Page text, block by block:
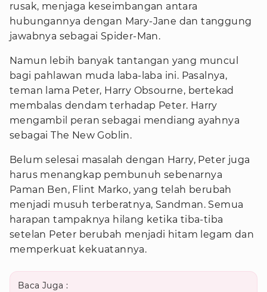
rusak, menjaga keseimbangan antara
hubungannya dengan Mary-Jane dan tanggung
jawabnya sebagai Spider-Man.
Namun lebih banyak tantangan yang muncul
bagi pahlawan muda laba-laba ini. Pasalnya,
teman lama Peter, Harry Obsourne, bertekad
membalas dendam terhadap Peter. Harry
mengambil peran sebagai mendiang ayahnya
sebagai The New Goblin.
Belum selesai masalah dengan Harry, Peter juga
harus menangkap pembunuh sebenarnya
Paman Ben, Flint Marko, yang telah berubah
menjadi musuh terberatnya, Sandman. Semua
harapan tampaknya hilang ketika tiba-tiba
setelan Peter berubah menjadi hitam legam dan
memperkuat kekuatannya.
Baca Juga :